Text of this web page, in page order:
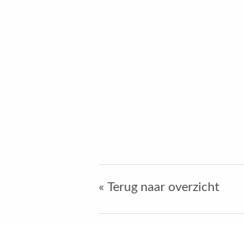
« Terug naar overzicht